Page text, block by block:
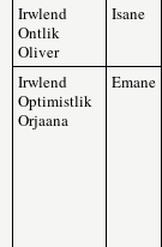
Irwlend
Ontlik
Oliver
Isane
Irwlend
Optimistlik
Orjaana
Emane